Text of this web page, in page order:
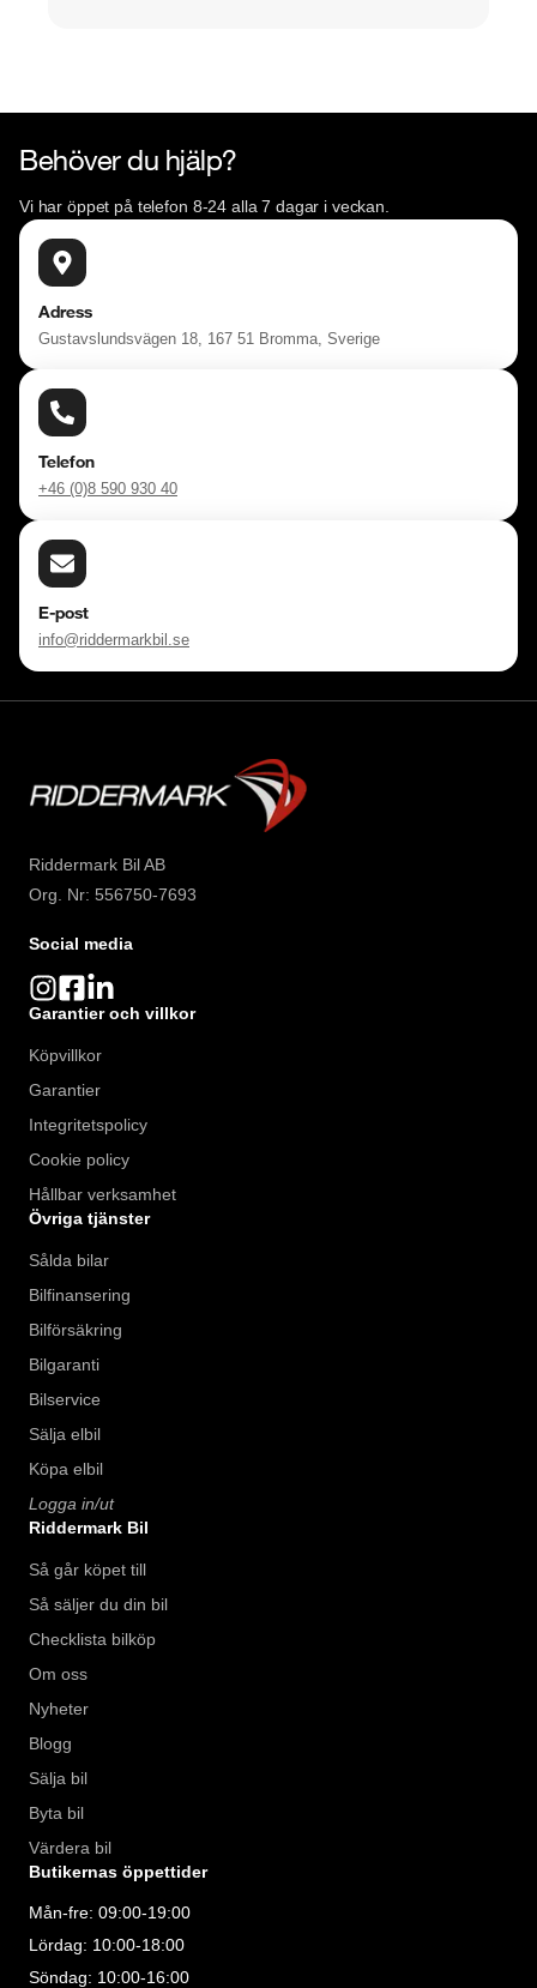
Behöver du hjälp?
Vi har öppet på telefon 8-24 alla 7 dagar i veckan.
Adress
Gustavslundsvägen 18, 167 51 Bromma, Sverige
Telefon
+46 (0)8 590 930 40
E-post
info@riddermarkbil.se
Riddermark Bil AB
Org. Nr: 556750-7693
Social media
Garantier och villkor
Köpvillkor
Garantier
Integritetspolicy
Cookie policy
Hållbar verksamhet
Övriga tjänster
Sålda bilar
Bilfinansering
Bilförsäkring
Bilgaranti
Bilservice
Sälja elbil
Köpa elbil
Logga in/ut
Riddermark Bil
Så går köpet till
Så säljer du din bil
Checklista bilköp
Om oss
Nyheter
Blogg
Sälja bil
Byta bil
Värdera bil
Butikernas öppettider
Mån-fre: 09:00-19:00
Lördag: 10:00-18:00
Söndag: 10:00-16:00